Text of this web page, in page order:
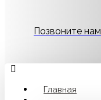
Позвоните нам
Главная